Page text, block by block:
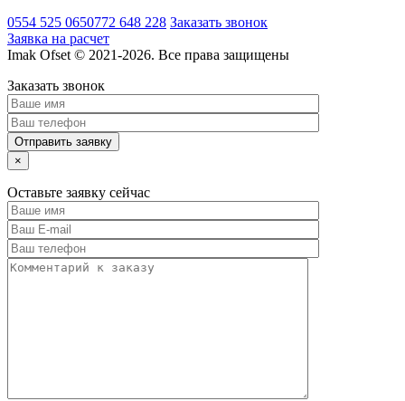
0554 525 0650772 648 228 Заказать звонок
Заявка на расчет
Imak Ofset © 2021-2026. Все права защищены
Заказать звонок
×
Оставьте заявку сейчас